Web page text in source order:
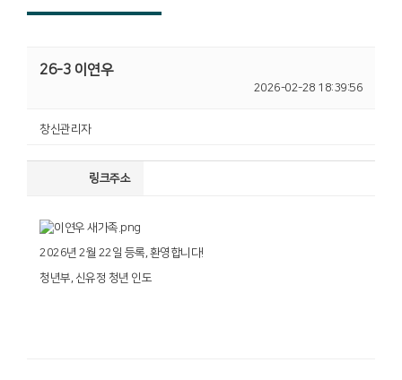
26-3 이연우
2026-02-28 18:39:56
창신관리자
링크주소
2026년 2월 22일 등록, 환영합니다!
청년부, 신유정 청년 인도